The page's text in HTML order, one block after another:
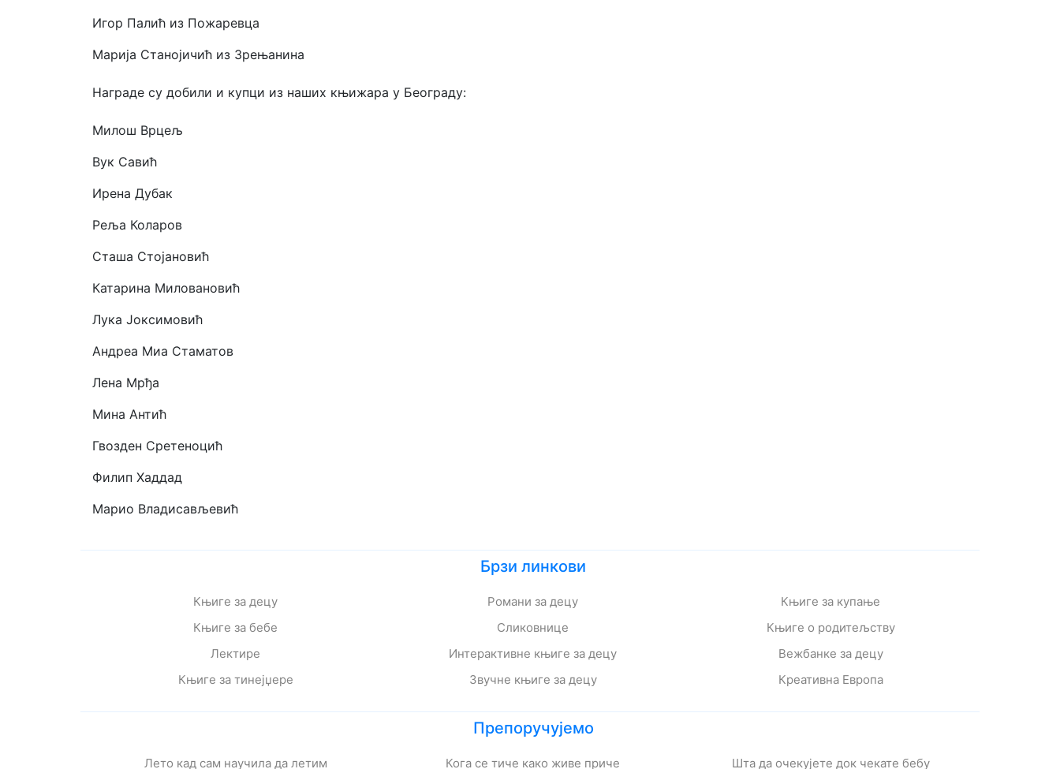
Игор Палић из Пожаревца
Марија Станојичић из Зрењанина
Награде су добили и купци из наших књижара у Београду:
Милош Врцељ
Вук Савић
Ирена Дубак
Реља Коларов
Сташа Стојановић
Катарина Миловановић
Лука Јоксимовић
Андреа Миа Стаматов
Лена Мрђа
Мина Антић
Гвозден Сретеноцић
Филип Хаддад
Марио Владисављевић
Брзи линкови
Књиге за децу
Књиге за бебе
Лектире
Књиге за тинејџере
Романи за децу
Сликовнице
Интерактивне књиге за децу
Звучне књиге за децу
Књиге за купање
Књиге о родитељству
Вежбанке за децу
Креативна Европа
Препоручујемо
Лето кад сам научила да летим Кога се тиче како живе приче Шта да очекујете док чекате бебу